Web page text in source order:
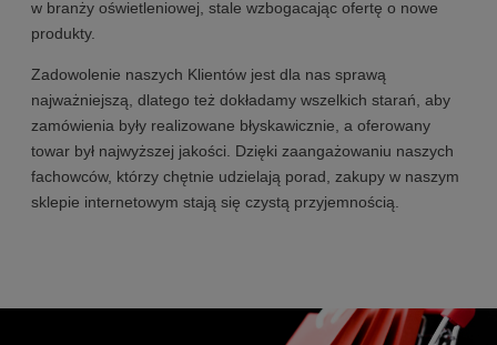
w branży oświetleniowej, stale wzbogacając ofertę o nowe
produkty.
Zadowolenie naszych Klientów jest dla nas sprawą
najważniejszą, dlatego też dokładamy wszelkich starań, aby
zamówienia były realizowane błyskawicznie, a oferowany
towar był najwyższej jakości. Dzięki zaangażowaniu naszych
fachowców, którzy chętnie udzielają porad, zakupy w naszym
sklepie internetowym stają się czystą przyjemnością.